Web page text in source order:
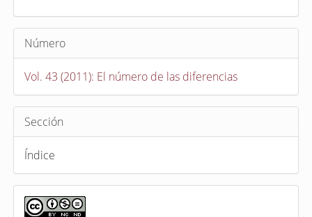
Número
Vol. 43 (2011): El número de las diferencias
Sección
Índice